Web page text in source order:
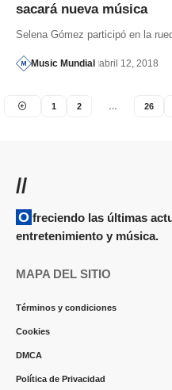
sacará nueva música
Selena Gómez participó en la
Music Mundial abril 12, 2018
1 2 … 26
//
Ofreciendo las últimas actualizaciones y noticias sobre
entretenimiento y música.
MAPA DEL SITIO
Términos y condiciones
Cookies
DMCA
Política de Privacidad